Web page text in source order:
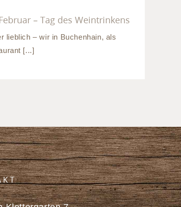
– Tag des Weintrinkens
lieblich – wir in Buchenhain, als
[...]